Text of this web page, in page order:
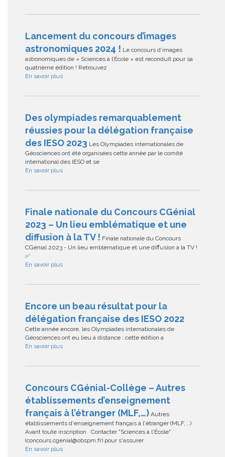
Lancement du concours d’images
astronomiques 2024 ! Le concours d’images
astronomiques de « Sciences à l’École » est reconduit pour sa
quatrième édition ! Retrouvez
En savoir plus
Des olympiades remarquablement
réussies pour la délégation française
des IESO 2023 Les Olympiades internationales de
Géosciences ont été organisées cette année par le comité
international des IESO et se
En savoir plus
Finale nationale du Concours CGénial
2023 – Un lieu emblématique et une
diffusion à la TV ! Finale nationale du Concours
CGénial 2023 - Un lieu emblématique et une diffusion à la TV !
✅
En savoir plus
Encore un beau résultat pour la
délégation française des IESO 2022
Cette année encore, les Olympiades internationales de
Géosciences ont eu lieu à distance ; cette édition a
En savoir plus
Concours CGénial-Collège – Autres
établissements d’enseignement
français à l’étranger (MLF,…) Autres
établissements d'enseignement français à l'étranger (MLF,...)
Avant toute inscription Contacter "Sciences à l'École"
(concours.cgenial@obspm.fr) pour s'assurer
En savoir plus